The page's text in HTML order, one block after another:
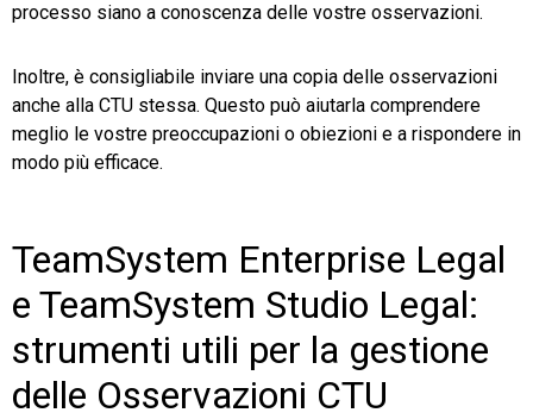
processo siano a conoscenza delle vostre osservazioni.
Inoltre, è consigliabile inviare una copia delle osservazioni
anche alla CTU stessa. Questo può aiutarla comprendere
meglio le vostre preoccupazioni o obiezioni e a rispondere in
modo più efficace.
TeamSystem Enterprise Legal
e TeamSystem Studio Legal:
strumenti utili per la gestione
delle Osservazioni CTU